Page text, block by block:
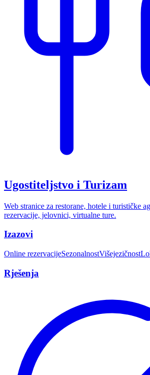
Ugostiteljstvo i Turizam
Web stranice za restorane, hotele i turističke
rezervacije, jelovnici, virtualne ture.
Izazovi
Online rezervacijeSezonalnostVišejezičnost
Rješenja